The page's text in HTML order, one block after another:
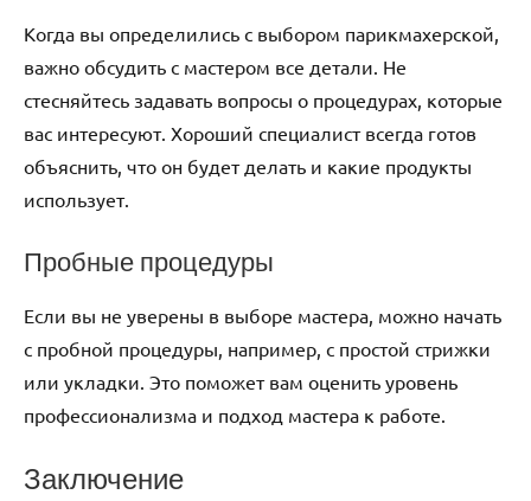
Когда вы определились с выбором парикмахерской,
важно обсудить с мастером все детали. Не
стесняйтесь задавать вопросы о процедурах, которые
вас интересуют. Хороший специалист всегда готов
объяснить, что он будет делать и какие продукты
использует.
Пробные процедуры
Если вы не уверены в выборе мастера, можно начать
с пробной процедуры, например, с простой стрижки
или укладки. Это поможет вам оценить уровень
профессионализма и подход мастера к работе.
Заключение